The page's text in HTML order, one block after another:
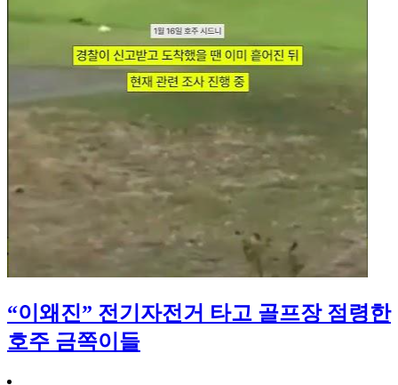
“이왜진” 전기자전거 타고 골프장 점령한
호주 금쪽이들